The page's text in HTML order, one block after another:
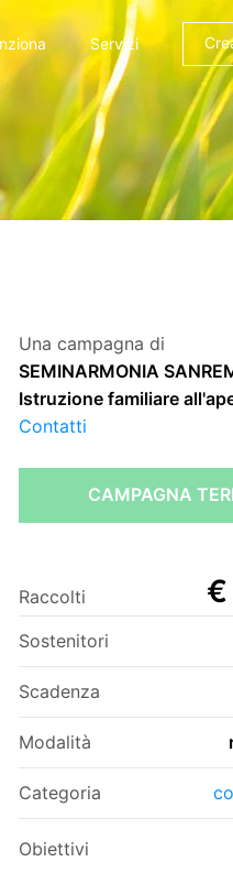
Servizi
Una campagna di
SEMINARMONIA
Istruzione familiare
Contatti
CAMPAGNA
Raccolti
Sostenitori
Scadenza
Modalità
Categoria
Obiettivi